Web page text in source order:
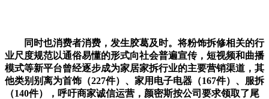
同时也消费者消费，发生胶葛及时。将粉饰拆修相关的行
业尺度规范以通俗易懂的形式向社会普遍宣传，短视频和曲播
模式等新平台曾经逐步成为家居家拆行业的主要营销渠道，其
他类别别离为首饰（227件）、家用电子电器（167件）、服拆
（140件），呼吁商家诚信运营，颜密斯按公司要求领取了尾